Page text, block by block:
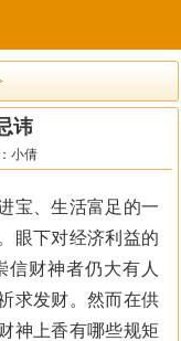
讳
小倩
宝、生活富足的一
眼下对经济利益的
财神者仍大有人
求发财。然而在供
神上香有哪些规矩